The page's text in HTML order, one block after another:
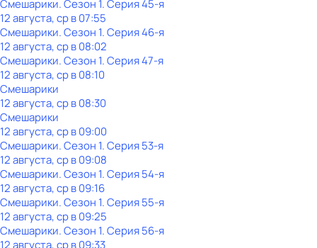
Смешарики. Сезон 1. Серия 45-я
12 августа, ср в 07:55
Смешарики. Сезон 1. Серия 46-я
12 августа, ср в 08:02
Смешарики. Сезон 1. Серия 47-я
12 августа, ср в 08:10
Смешарики
12 августа, ср в 08:30
Смешарики
12 августа, ср в 09:00
Смешарики. Сезон 1. Серия 53-я
12 августа, ср в 09:08
Смешарики. Сезон 1. Серия 54-я
12 августа, ср в 09:16
Смешарики. Сезон 1. Серия 55-я
12 августа, ср в 09:25
Смешарики. Сезон 1. Серия 56-я
12 августа, ср в 09:33